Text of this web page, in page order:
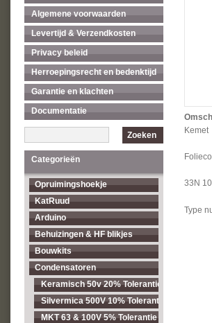
Algemene voorwaarden
Levertijd & Verzendkosten
Privacy beleid
Herroepingsrecht en bedenktijd
Garantie en klachten
Documentatie
Zoeken
Categorieën
Opruimingshoekje
KatRuud
Arduino
Behuizingen & HF blikjes
Bouwkits
Condensatoren
Keramisch 50v 20% Tolerantie pitch 2.54mm
Silvermica 500V 10% Tolerantie
MKT 63 & 100V 5% Tolerantie pitch 5.08mm
Kemet
33N
Type